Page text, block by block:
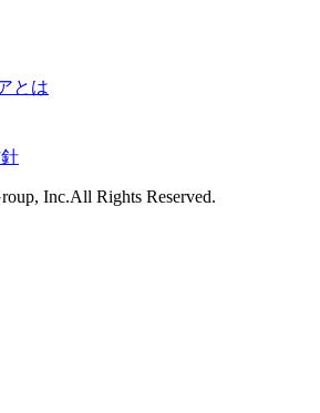
とは
Inc.All Rights Reserved.